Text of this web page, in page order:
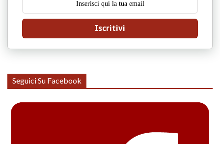
Iscritivi
Seguici Su Facebook